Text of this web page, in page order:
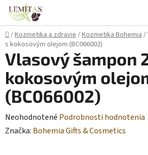
Prejsť
obsah
Domov
/Kozmetika a zdravie/Kozmetika Bohemia/
s kokosovým olejom (BC066002)
Vlasový šampon
kokosovým
(BC066002)
Priemerné
hodnotenie
Neohodnotené Podrobnosti hodnotenia
Značka: Bohemia Gifts & Cosmetics